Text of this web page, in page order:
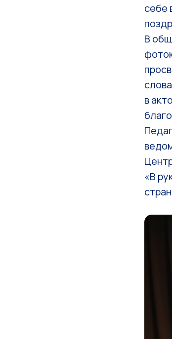
себе
В
в
«В